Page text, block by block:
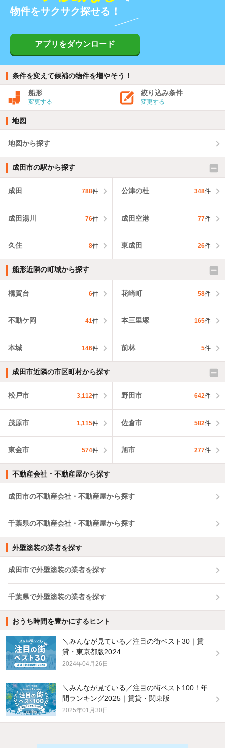
物件をサクサク探せる！
アプリをダウンロード
条件を変えて候補の物件を増やそう！
船形
変更する
絞り込み条件
変更する
地図
地図から探す
成田市の駅から探す
成田 788件 公津の杜 348件
成田湯川 76件 成田空港 77件
久住 8件 東成田 26件
船形近隣の町域から探す
橋賀台 6件 花崎町 58件
不動ケ岡 41件 本三里塚 165件
本城 146件 前林 5件
成田市近隣の市区町村から探す
松戸市 3,112件 野田市 642件
茂原市 1,115件 佐倉市 582件
東金市 574件 旭市 277件
不動産会社・不動産屋から探す
成田市の不動産会社・不動産屋から探す
千葉県の不動産会社・不動産屋から探す
外壁塗装の業者を探す
成田市で外壁塗装の業者を探す
千葉県で外壁塗装の業者を探す
おうち時間を豊かにするヒント
＼みんなが見ている／注目の街ベスト30｜賃
貸・東京都版2024
2024年04月26日
＼みんなが見ている／注目の街ベスト100！年
間ランキング2025｜賃貸・関東版
2025年01月30日
他の人はこんな条件で絞り込んでいます！